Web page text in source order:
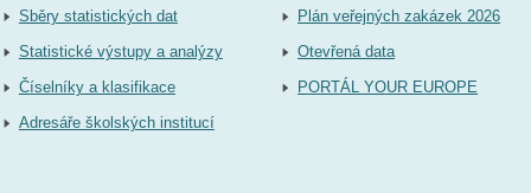
Sběry statistických dat
Statistické výstupy a analýzy
Číselníky a klasifikace
Adresáře školských institucí
Plán veřejných zakázek 2026
Otevřená data
PORTÁL YOUR EUROPE